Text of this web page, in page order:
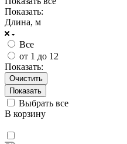
Показать:
Длина, м
Все
от 1 до 12
Показать:
Очистить
Выбрать все
В корзину